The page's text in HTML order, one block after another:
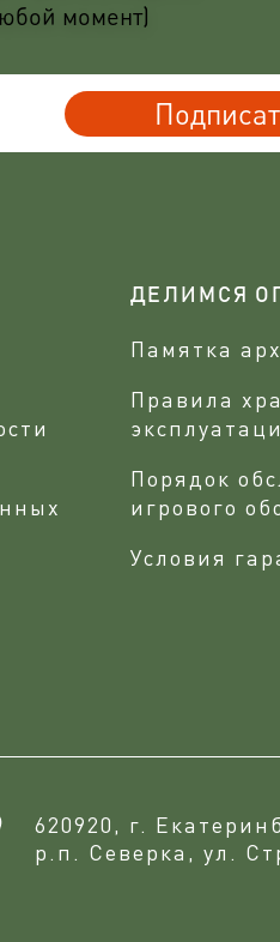
момент)
ДЕЛИМСЯ
Памятка
Правила
Порядок
игрового
Условия
620920, г.
р.п. Северка, ул.